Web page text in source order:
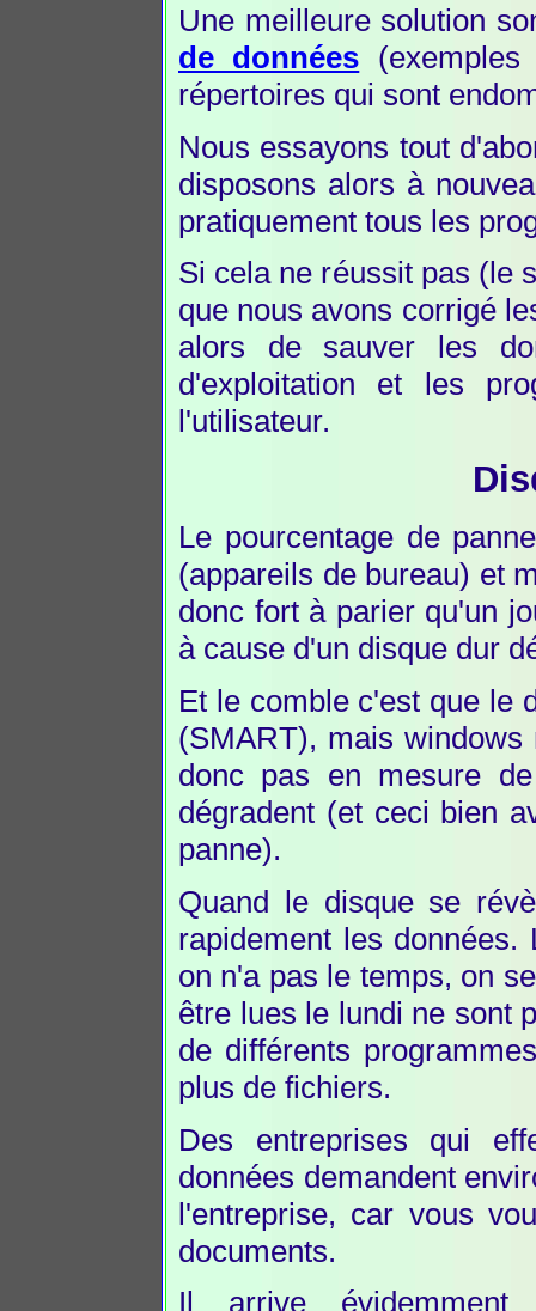
Une meilleure solution
de données
répertoires qui sont
Nous essayons tout
disposons alors à
pratiquement tous les
Si cela ne réussit pas (le
que nous avons corrigé
alors de sauver les
d'exploitation et les
l'utilisateur.
Le pourcentage de
(appareils de bureau) et
donc fort à parier qu'un
à cause d'un disque dur
Et le comble c'est que le
(SMART), mais
donc pas en mesure
dégradent (et ceci bien
panne).
Quand le disque se
rapidement les
on n'a pas le temps, on
être lues le lundi ne sont
de différents
plus de fichiers.
Des entreprises qui
données demandent
l'entreprise, car vous
documents.
Il arrive